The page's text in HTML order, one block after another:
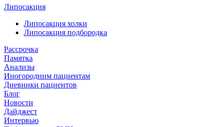
Липосакция
Липосакция холки
Липосакция подбородка
Рассрочка
Памятка
Анализы
Иногородним пациентам
Дневники пациентов
Блог
Новости
Дайджест
Интервью